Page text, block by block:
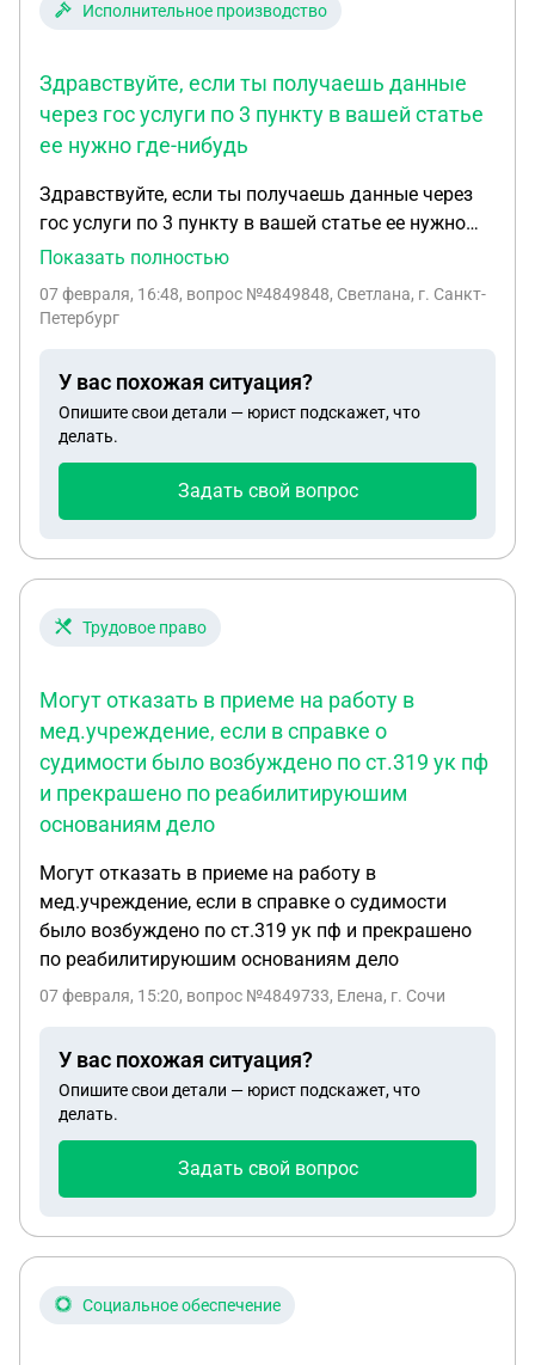
Исполнительное производство
Здравствуйте, если ты получаешь данные
через гос услуги по 3 пункту в вашей статье
ее нужно где-нибудь
Здравствуйте, если ты получаешь данные через
гос услуги по 3 пункту в вашей статье ее нужно
где-нибудь заверять ( 3: Через Госуслуги
«Предоставление информации об исполнительных
документы. Еще вопрос , что делать если ты уже у
приставов просил эту справку через гос услуги, но
они не отвечают на запрос. Может я не правильно
онлайн оформила запрос . Подскажите как надо.
Показать полностью
07 февраля, 16:48, вопрос №4849848, Светлана, г. Санкт-
Петербург
У вас похожая ситуация?
Опишите свои детали — юрист подскажет, что
делать.
Задать свой вопрос
Трудовое право
Могут отказать в приеме на работу в
мед.учреждение, если в справке о
судимости было возбуждено по ст.319 ук пф
и прекрашено по реабилитируюшим
основаниям дело
Могут отказать в приеме на работу в
мед.учреждение, если в справке о судимости
было возбуждено по ст.319 ук пф и прекрашено
по реабилитируюшим основаниям дело
07 февраля, 15:20, вопрос №4849733, Елена, г. Сочи
У вас похожая ситуация?
Опишите свои детали — юрист подскажет, что
делать.
Задать свой вопрос
Социальное обеспечение